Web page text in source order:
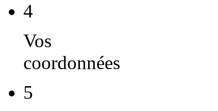
4
Vos
coordonnées
5